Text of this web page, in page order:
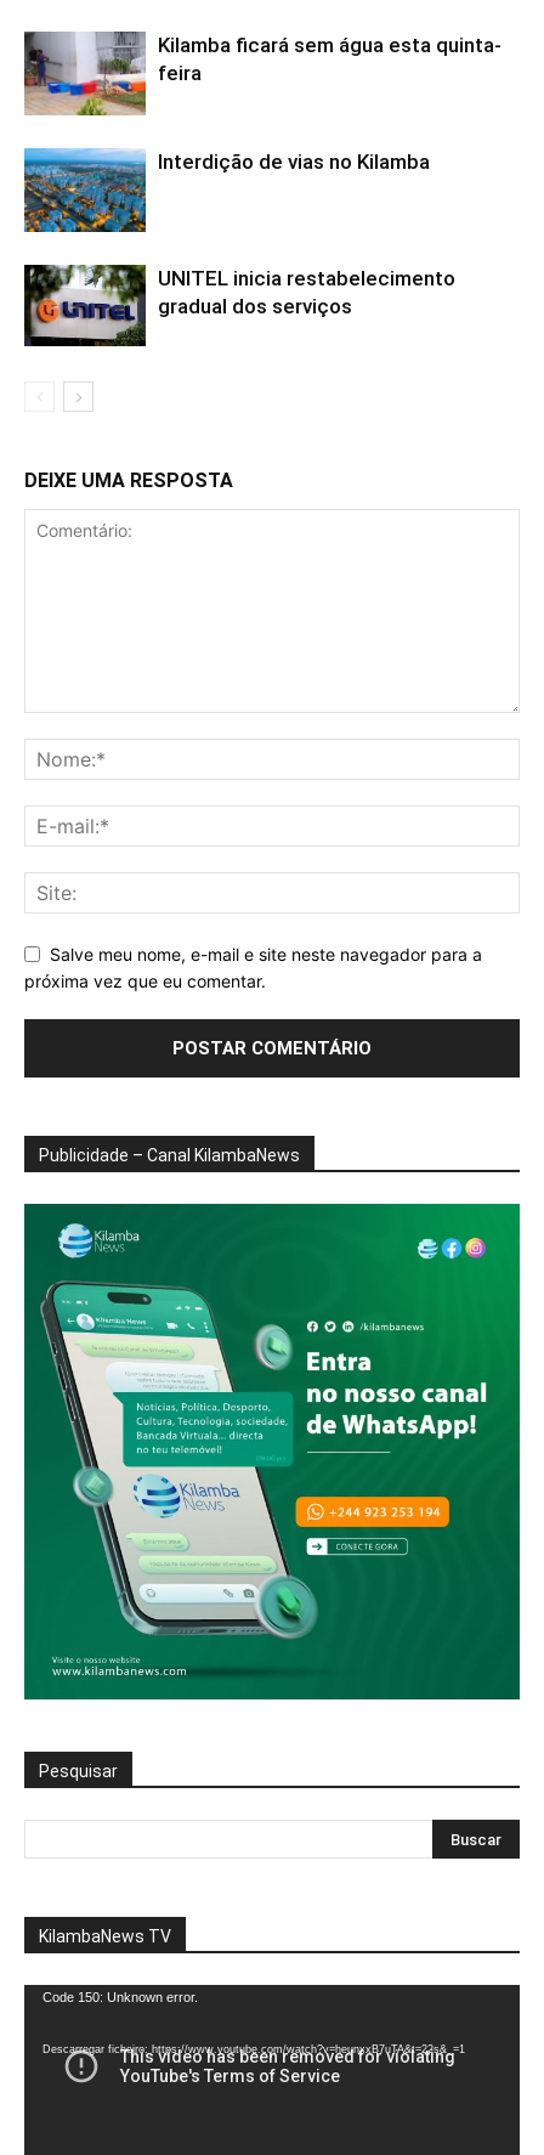
Kilamba ficará sem água esta quinta-
feira
Interdição de vias no Kilamba
UNITEL inicia restabelecimento
gradual dos serviços
DEIXE UMA RESPOSTA
Salve meu nome, e-mail e site neste navegador para a
próxima vez que eu comentar.
Publicidade – Canal KilambaNews
Pesquisar
KilambaNews TV
Reprodutor
vídeo
Code 150: Unknown error.
Descarregar ficheiro: https://www.youtube.com/watch?v=heunxxB7uTA&t=22s&_=1